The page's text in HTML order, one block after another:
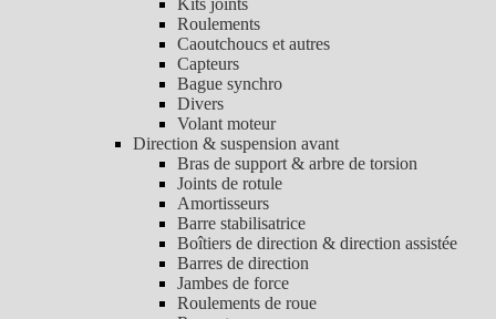
Kits joints
Roulements
Caoutchoucs et autres
Capteurs
Bague synchro
Divers
Volant moteur
Direction & suspension avant
Bras de support & arbre de torsion
Joints de rotule
Amortisseurs
Barre stabilisatrice
Boîtiers de direction & direction assistée
Barres de direction
Jambes de force
Roulements de roue